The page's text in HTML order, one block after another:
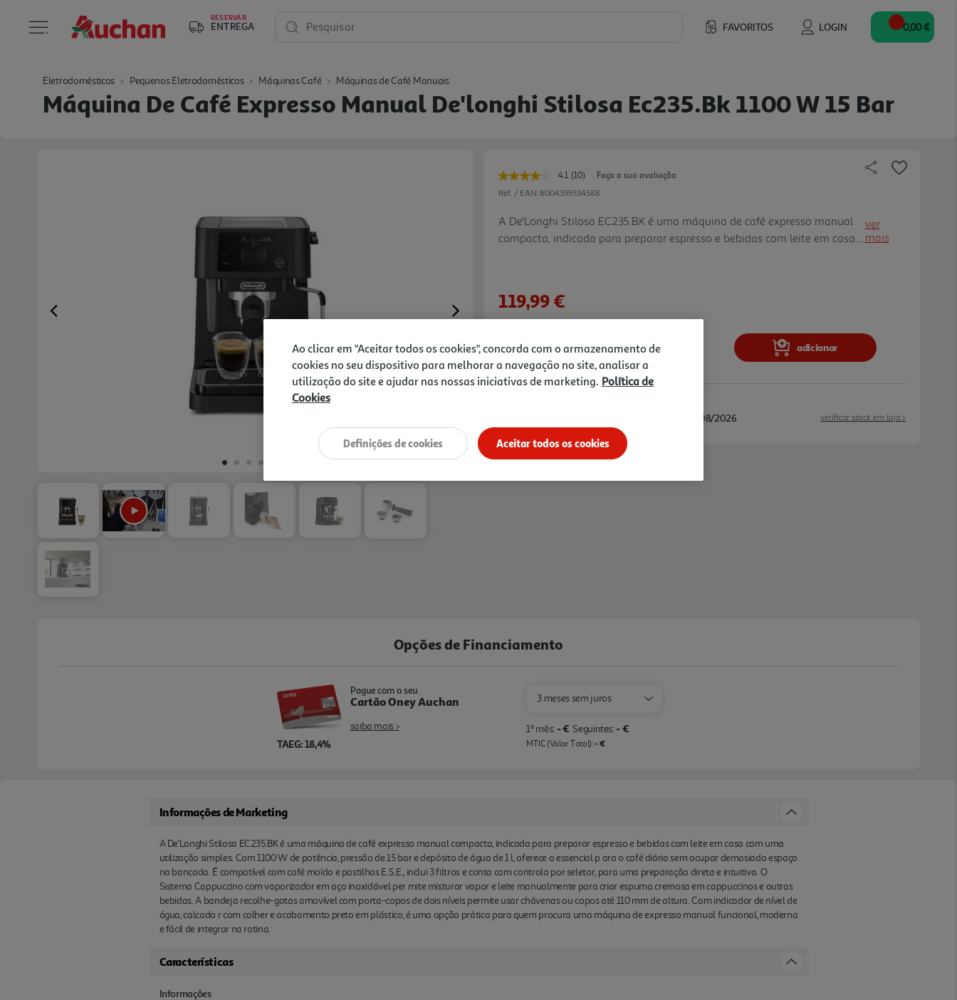
RESERVAR
ENTREGA FAVORITOS LOGIN
Pesquisar 0,00 €
Eletrodomésticos Pequenos Eletrodomésticos Máquinas Café Máquinas de Café Manuais
Máquina De Café Expresso Manual De'longhi Stilosa Ec235.bk 1100 W 15 Bar
Previous Next
4.1 Leu
10
Link
para
a
(10)
Faça a sua avaliação
Ref. / EAN: 8004399334588
A De'Longhi Stilosa EC235.BK é uma máquina de café expresso manual
compacta, indicada para preparar espresso e bebidas com leite em casa
pastilhas E.S.E., inclui 3 filtros e conta com controlo por seletor, para uma
preparação direta e intuitiva. O Sistema Cappuccino com vaporizador em
aço inoxidável per mite misturar vapor e leite manualmente para criar
espuma cremosa em cappuccinos e outras bebidas. A bandeja recolhe-
gotas amovível com porta-copos de dois níveis permite usar chávenas ou
copos até 110 mm de altura. Com indicador de nível de água, calcado r
quem procura uma máquina de expresso manual funcional, moderna e
fácil de integrar na rotina.
ver
mais
119,99 €
adicionar
verificar stock em loja >
11/08/2026 e 12/08/2026
Opções de Financiamento
TAEG: 18,4%
Pague com o seu
Cartão Oney Auchan
saiba mais >
3 meses sem juros
1º mês: - € Seguintes: - €
MTIC (Valor Total):- €
Informações de Marketing
A De'Longhi Stilosa EC235.BK é uma máquina de café expresso manual compacta, indicada para preparar espresso e bebidas com leite em casa com uma
utilização simples. Com 1100 W de potência, pressão de 15 bar e depósito de água de 1 l, oferece o essencial p ara o café diário sem ocupar demasiado espaço
na bancada. É compatível com café moído e pastilhas E.S.E., inclui 3 filtros e conta com controlo por seletor, para uma preparação direta e intuitiva. O
Sistema Cappuccino com vaporizador em aço inoxidável per mite misturar vapor e leite manualmente para criar espuma cremosa em cappuccinos e outras
bebidas. A bandeja recolhe-gotas amovível com porta-copos de dois níveis permite usar chávenas ou copos até 110 mm de altura. Com indicador de nível de
água, calcado r com colher e acabamento preto em plástico, é uma opção prática para quem procura uma máquina de expresso manual funcional, moderna
e fácil de integrar na rotina.
Características
Informações
Ao clicar em "Aceitar todos os cookies", concorda com o armazenamento de
cookies no seu dispositivo para melhorar a navegação no site, analisar a
utilização do site e ajudar nas nossas iniciativas de marketing. Política de
Cookies
Aceitar todos os cookies
Definições de cookies